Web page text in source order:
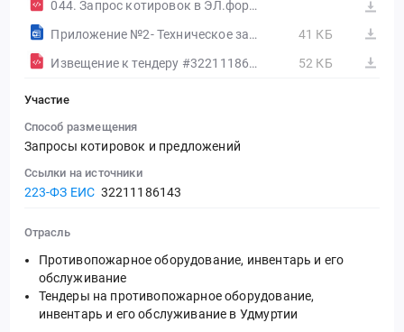
044. Запрос котировок в ЭЛ.форме (1-этап без квал.отбора)_2022
Приложение №2- Техническое задание
41 КБ
Извещение к тендеру #32211186143 (Печатная форма)
52 КБ
Участие
Способ размещения
Запросы котировок и предложений
Ссылки на источники
223-ФЗ ЕИС 32211186143
Отрасль
Противопожарное оборудование, инвентарь и его
обслуживание
Тендеры на противопожарное оборудование,
инвентарь и его обслуживание в Удмуртии